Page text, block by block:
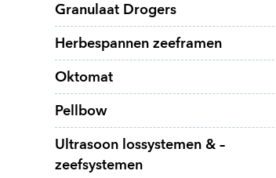
Granulaat Drogers
Herbespannen zeeframen
Oktomat
Pellbow
Ultrasoon lossystemen & –
zeefsystemen